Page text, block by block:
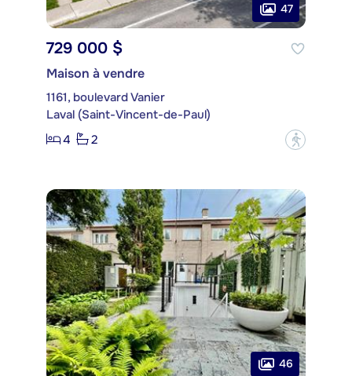
47
729 000 $
Maison à vendre
1161, boulevard Vanier
Laval (Saint-Vincent-de-Paul)
4
2 ?
46